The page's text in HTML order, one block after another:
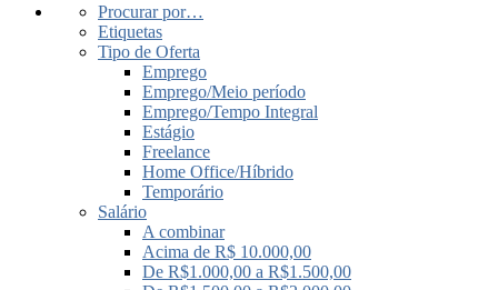
Procurar por…
Etiquetas
Tipo de Oferta
Emprego
Emprego/Meio período
Emprego/Tempo Integral
Estágio
Freelance
Home Office/Híbrido
Temporário
Salário
A combinar
Acima de R$ 10.000,00
De R$1.000,00 a R$1.500,00